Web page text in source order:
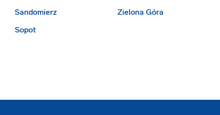
Sandomierz
Sopot
Zielona Góra